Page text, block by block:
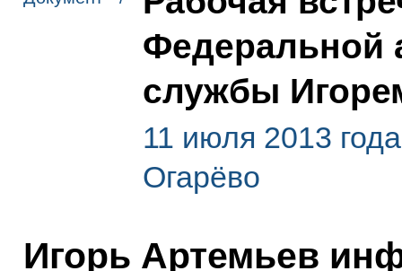
Федеральной
службы
11 июля 2013
Огарёво
Игорь Артемьев